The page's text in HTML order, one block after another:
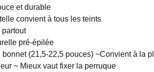
et durable
convient à tous les teints
partout
pré-épilée
(21,5-22,5 pouces) ~Convient à la
~ Mieux vaut fixer la perruque